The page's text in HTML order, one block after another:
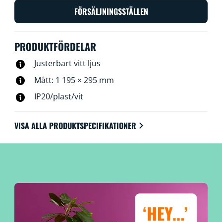
modern inredningsstil.FÖRSÄLJNINGSSTÄLLEN
PRODUKTFÖRDELAR
Justerbart vitt ljus
Mått: 1 195 × 295 mm
IP20/plast/vit
VISA ALLA PRODUKTSPECIFIKATIONER